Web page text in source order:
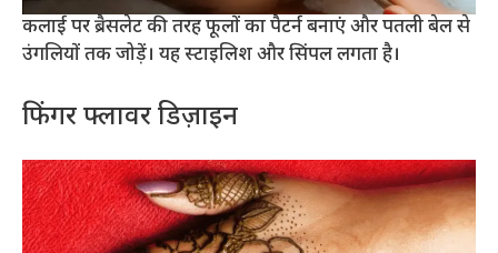
कलाई पर ब्रैसलेट की तरह फूलों का पैटर्न बनाएं और पतली बेल से
उंगलियों तक जोड़ें। यह स्टाइलिश और सिंपल लगता है।
फिंगर फ्लावर डिज़ाइन